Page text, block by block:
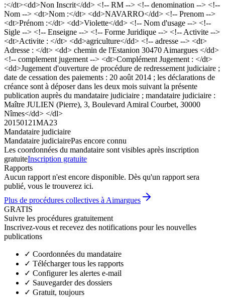
:</dt><dd>Non Inscrit</dd> <!-- RM --> <!-- denomination --> <!--
Nom --> <dt>Nom :</dt> <dd>NAVARRO</dd> <!-- Prenom -->
<dt>Prénom :</dt> <dd>Violette</dd> <!-- Nom d'usage --> <!--
Sigle --> <!-- Enseigne --> <!-- Forme Juridique --> <!-- Activite -->
<dt>Activite : </dt> <dd>agriculture</dd> <!-- adresse --> <dt>
Adresse : </dt> <dd> chemin de l'Estanion 30470 Aimargues </dd>
<!-- complement jugement --> <dt>Complément Jugement : </dt>
<dd>Jugement d'ouverture de procédure de redressement judiciaire ;
date de cessation des paiements : 20 août 2014 ; les déclarations de
créance sont à déposer dans les deux mois suivant la présente
publication auprès du mandataire judiciaire ; mandataire judiciaire :
Maître JULIEN (Pierre), 3, Boulevard Amiral Courbet, 30000
Nîmes</dd> </dl>
20150121MA23
Mandataire judiciaire
Mandataire judiciairePas encore connu
Les coordonnées du mandataire sont visibles après inscription
gratuiteInscription gratuite
Rapports
Aucun rapport n'est encore disponible. Dès qu'un rapport sera
publié, vous le trouverez ici.
Plus de procédures collectives à Aimargues
GRATIS
Suivre les procédures gratuitement
Inscrivez-vous et recevez des notifications pour les nouvelles
publications
✓ Coordonnées du mandataire
✓ Télécharger tous les rapports
✓ Configurer les alertes e-mail
✓ Sauvegarder des dossiers
✓ Gratuit, toujours